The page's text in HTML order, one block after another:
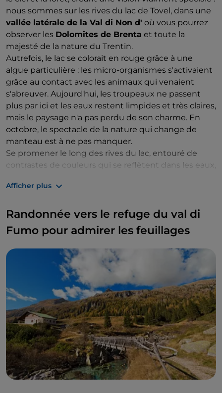
nous sommes sur les rives du lac de Tovel, dans une
vallée latérale de la Val di Non d' où vous pourrez
observer les Dolomites de Brenta et toute la
majesté de la nature du Trentin.
Autrefois, le lac se colorait en rouge grâce à une
algue particulière : les micro-organismes s'activaient
grâce au contact avec les animaux qui venaient
s'abreuver. Aujourd'hui, les troupeaux ne passent
plus par ici et les eaux restent limpides et très claires,
mais le paysage n'a pas perdu de son charme. En
octobre, le spectacle de la nature qui change de
manteau est à ne pas manquer.
Se promener le long des rives du lac, entouré de
contrastes de couleurs qui se reflètent dans les eaux,
Afficher plus
Randonnée vers le refuge du val di
Fumo pour admirer les feuillages